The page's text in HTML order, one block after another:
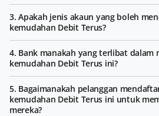
3. Apakah jenis akaun yang boleh
kemudahan Debit Terus?
4. Bank manakah yang terlibat dalam
kemudahan Debit Terus ini?
5. Bagaimanakah pelanggan
kemudahan Debit Terus ini untuk
mereka?